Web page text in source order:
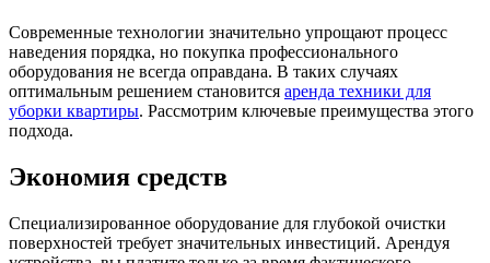
Современные технологии значительно упрощают процесс
наведения порядка, но покупка профессионального
оборудования не всегда оправдана. В таких случаях
оптимальным решением становится аренда техники для
уборки квартиры. Рассмотрим ключевые преимущества этого
подхода.
Экономия средств
Специализированное оборудование для глубокой очистки
поверхностей требует значительных инвестиций. Арендуя